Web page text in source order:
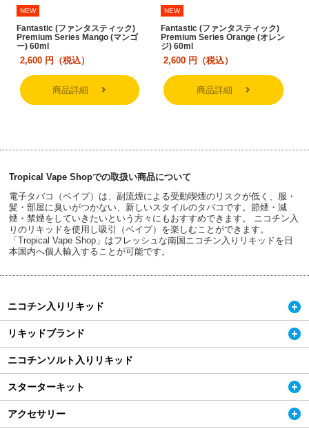
NEW
Fantastic (ファンタスティック)
Premium Series Mango (マンゴ
ー) 60ml
2,600 円（税込）
商品詳細
NEW
Fantastic (ファンタスティック)
Premium Series Orange (オレン
ジ) 60ml
2,600 円（税込）
商品詳細
Tropical Vape Shopでの取扱い商品について
電子タバコ（ベイプ）は、副流煙による受動喫煙のリスクが低く、服・
髪・部屋に臭いがつかない、新しいスタイルのタバコです。節煙・減
煙・禁煙をしていきたいという方々にもおすすめできます。 ニコチン入
りのリキッドを使用し吸引（ベイプ）を楽しむことができます。
「Tropical Vape Shop」はフレッシュな南国ニコチン入りリキッドを日
本国内へ個人輸入することが可能です。
ニコチン入りリキッド
リキッドブランド
ニコチンソルト入りリキッド
スターターキット
アクセサリー